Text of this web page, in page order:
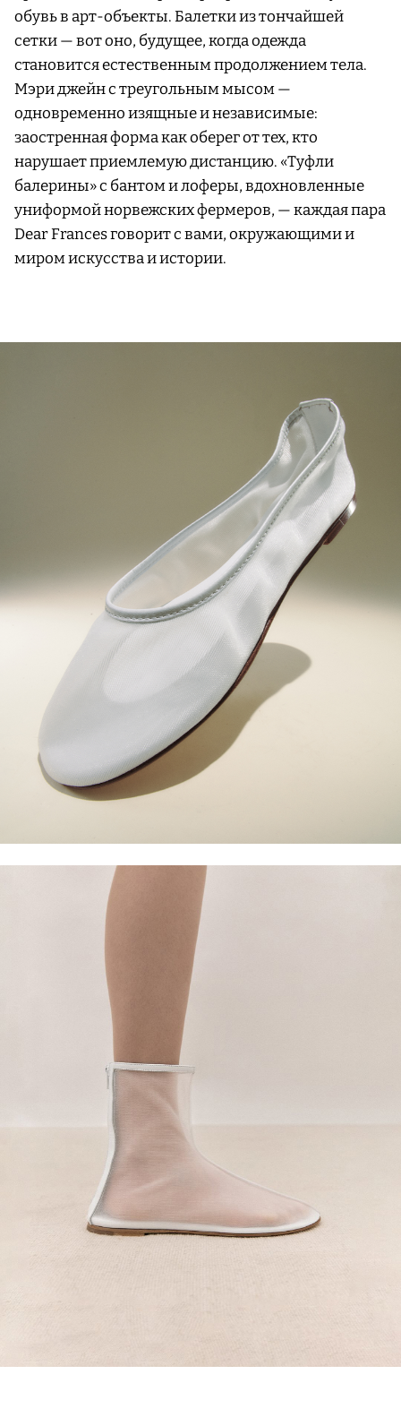
обувь в арт-объекты. Балетки из тончайшей
сетки — вот оно, будущее, когда одежда
становится естественным продолжением тела.
Мэри джейн с треугольным мысом —
одновременно изящные и независимые:
заостренная форма как оберег от тех, кто
нарушает приемлемую дистанцию. «Туфли
балерины» с бантом и лоферы, вдохновленные
униформой норвежских фермеров, — каждая пара
Dear Frances говорит с вами, окружающими и
миром искусства и истории.